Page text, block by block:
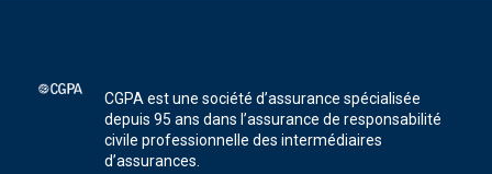
CGPA est une société d’assurance spécialisée
depuis 95 ans dans l’assurance de responsabilité
civile professionnelle des intermédiaires
d’assurances.